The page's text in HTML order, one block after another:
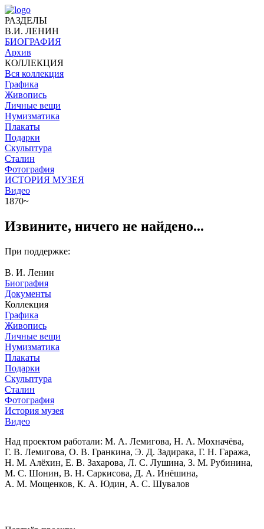
РАЗДЕЛЫ
В.И. ЛЕНИН
БИОГРАФИЯ
Архив
КОЛЛЕКЦИЯ
Вся коллекция
Графика
Живопись
Личные вещи
Нумизматика
Плакаты
Подарки
Скульптура
Сталин
Фотография
ИСТОРИЯ МУЗЕЯ
Видео
1870~
Извините, ничего не найдено...
При поддержке:
В. И. Ленин
Биография
Документы
Коллекция
Графика
Живопись
Личные вещи
Нумизматика
Плакаты
Подарки
Скульптура
Сталин
Фотография
История музея
Видео
Над проектом работали: М. А. Лемигова, Н. А. Мохначёва,
Г. В. Лемигова, О. В. Гранкина, Э. Д. Задирака, Г. Н. Гаража,
Н. М. Алёхин, Е. В. Захарова, Л. С. Лушина, З. М. Рубинина,
М. С. Шонин, В. Н. Саркисова, Д. А. Инёшина,
А. М. Мощенков, К. А. Юдин, А. С. Шувалов